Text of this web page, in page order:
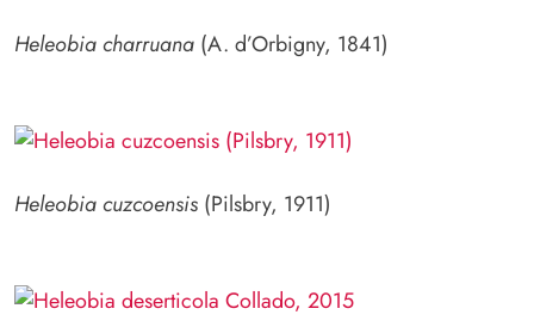
Heleobia charruana (A. d’Orbigny, 1841)
Heleobia cuzcoensis (Pilsbry, 1911)